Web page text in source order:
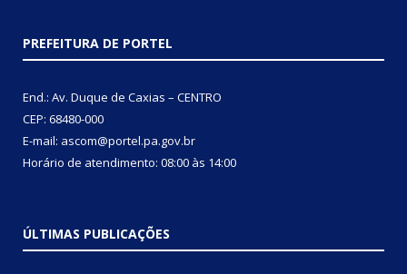
PREFEITURA DE PORTEL
End.: Av. Duque de Caxias – CENTRO
CEP: 68480-000
E-mail: ascom@portel.pa.gov.br
Horário de atendimento: 08:00 às 14:00
ÚLTIMAS PUBLICAÇÕES